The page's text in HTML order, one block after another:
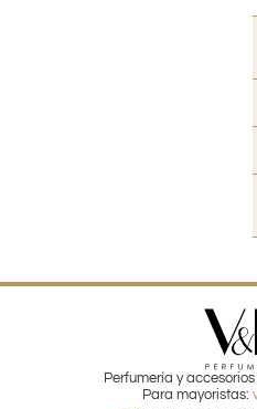
Perfumería y
Para mayoristas: